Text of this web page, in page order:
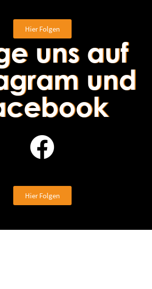
Hier Folgen
uns auf
und
Hier Folgen